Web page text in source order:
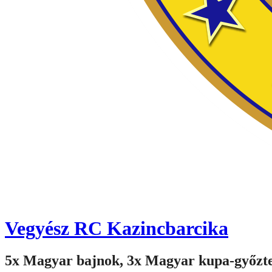
Vegyész RC Kazincbarcika
5x Magyar bajnok, 3x Magyar kupa-